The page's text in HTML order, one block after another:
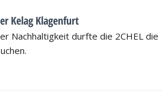
Kelag Klagenfurt
Nachhaltigkeit durfte die 2CHEL die